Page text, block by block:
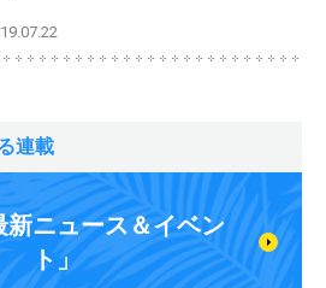
連載
新ニュース＆イベン
ト」